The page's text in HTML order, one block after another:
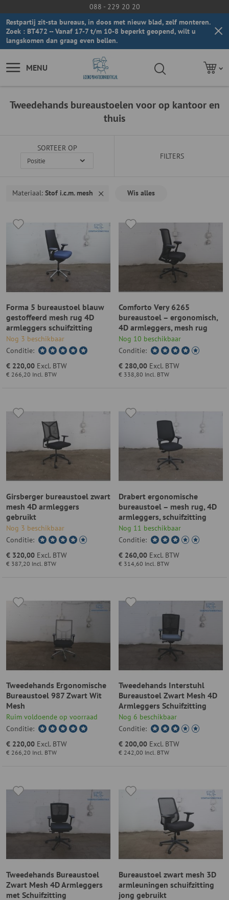
088 - 229 20 20
Restpartij zit-sta bureaus, in doos met nieuw blad, zelf monteren.
Zoek : BT472 -- Vanaf 17-7 t/m 10-8 beperkt geopend, wilt u
langskomen dan graag even bellen.
MENU
Tweedehands bureaustoelen voor op kantoor en
thuis
SORTEER OP
FILTERS
Materiaal Stof i.c.m. mesh Wis alles
Forma 5 bureaustoel blauw
gestoffeerd mesh rug 4D
armleggers schuifzitting
Nog 3 beschikbaar
Conditie:
€ 266,20 Incl. BTW
€ 220,00 Excl. BTW
Comforto Very 6265
bureaustoel – ergonomisch,
4D armleggers, mesh rug
Nog 10 beschikbaar
Conditie:
€ 338,80 Incl. BTW
€ 280,00 Excl. BTW
Girsberger bureaustoel zwart
mesh 4D armleggers
gebruikt
Nog 3 beschikbaar
Conditie:
€ 387,20 Incl. BTW
€ 320,00 Excl. BTW
Drabert ergonomische
bureaustoel – mesh rug, 4D
armleggers, schuifzitting
Nog 11 beschikbaar
Conditie:
€ 314,60 Incl. BTW
€ 260,00 Excl. BTW
Tweedehands Ergonomische
Bureaustoel 987 Zwart Wit
Mesh
Ruim voldoende op voorraad
Conditie:
€ 266,20 Incl. BTW
€ 220,00 Excl. BTW
Tweedehands Interstuhl
Bureaustoel Zwart Mesh 4D
Armleggers Schuifzitting
Nog 6 beschikbaar
Conditie:
€ 242,00 Incl. BTW
€ 200,00 Excl. BTW
Tweedehands Bureaustoel
Zwart Mesh 4D Armleggers
met Schuifzitting
Bureaustoel zwart mesh 3D
armleuningen schuifzitting
jong gebruikt